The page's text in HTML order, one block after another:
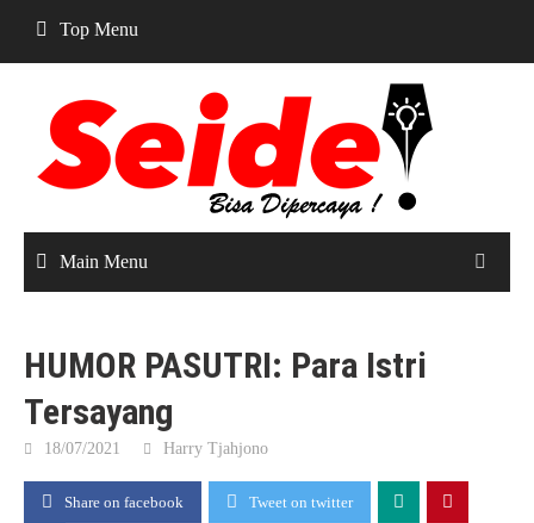
content
Top Menu
Main Menu
HUMOR PASUTRI: Para Istri
Tersayang
18/07/2021 Harry Tjahjono
Share on facebook Tweet on twitter